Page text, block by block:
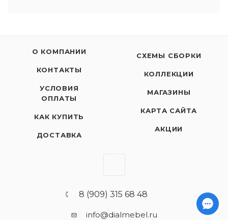
О КОМПАНИИ
КОНТАКТЫ
УСЛОВИЯ
ОПЛАТЫ
КАК КУПИТЬ
ДОСТАВКА
СХЕМЫ СБОРКИ
КОЛЛЕКЦИИ
МАГАЗИНЫ
КАРТА САЙТА
АКЦИИ
8 (909) 315 68 48
info@dialmebel.ru